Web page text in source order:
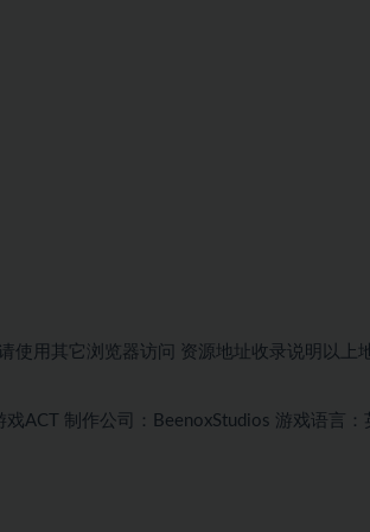
使用其它浏览器访问 资源地址收录说明 以上
ACT 制作公司：BeenoxStudios 游戏语言：